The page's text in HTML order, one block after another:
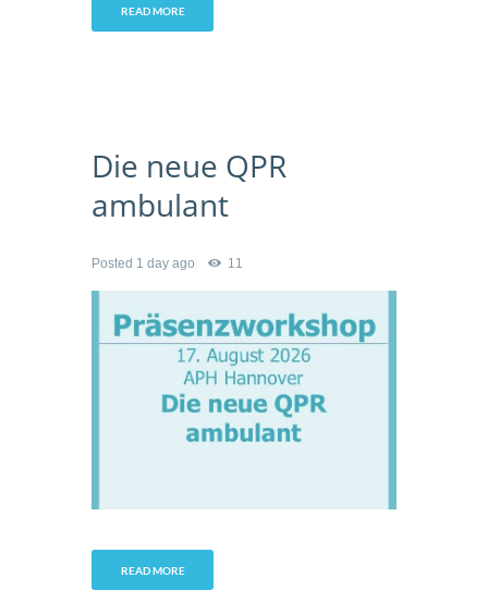
READ MORE
Die neue QPR
ambulant
Posted 1 day ago 11
READ MORE